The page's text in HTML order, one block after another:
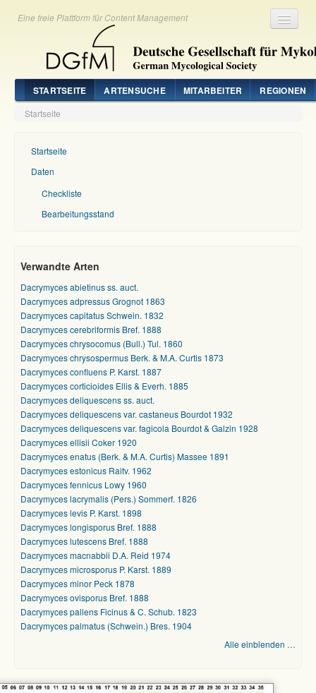
Eine freie Plattform für Content Management
STARTSEITE ARTENSUCHE MITARBEITER REGIONEN
Startseite
Startseite
Daten
Checkliste
Bearbeitungsstand
Verwandte Arten
Dacrymyces abietinus ss. auct.
Dacrymyces adpressus Grognot 1863
Dacrymyces capitatus Schwein. 1832
Dacrymyces cerebriformis Bref. 1888
Dacrymyces chrysocomus (Bull.) Tul. 1860
Dacrymyces chrysospermus Berk. & M.A. Curtis 1873
Dacrymyces confluens P. Karst. 1887
Dacrymyces corticioides Ellis & Everh. 1885
Dacrymyces deliquescens ss. auct.
Dacrymyces deliquescens var. castaneus Bourdot 1932
Dacrymyces deliquescens var. fagicola Bourdot & Galzin 1928
Dacrymyces ellisii Coker 1920
Dacrymyces enatus (Berk. & M.A. Curtis) Massee 1891
Dacrymyces estonicus Raitv. 1962
Dacrymyces fennicus Lowy 1960
Dacrymyces lacrymalis (Pers.) Sommerf. 1826
Dacrymyces levis P. Karst. 1898
Dacrymyces longisporus Bref. 1888
Dacrymyces lutescens Bref. 1888
Dacrymyces macnabbii D.A. Reid 1974
Dacrymyces microsporus P. Karst. 1889
Dacrymyces minor Peck 1878
Dacrymyces ovisporus Bref. 1888
Dacrymyces pallens Ficinus & C. Schub. 1823
Dacrymyces palmatus (Schwein.) Bres. 1904
Alle einblenden …